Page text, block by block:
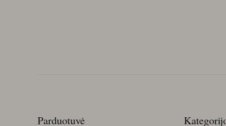
Parduotuvė